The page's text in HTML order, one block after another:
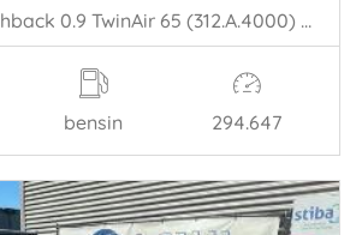
500 (312) Hatchback 0.9 TwinAir 65 (312.A.4000) [48kW] (09-2012/...)
bensin 294.647